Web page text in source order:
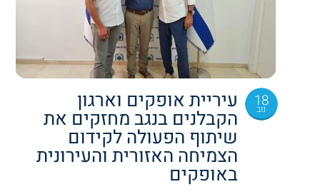
18
נוב עיריית אופקים וארגון
הקבלנים בנגב מחזקים את
שיתוף הפעולה לקידום
הצמיחה האזורית והעירונית
באופקים